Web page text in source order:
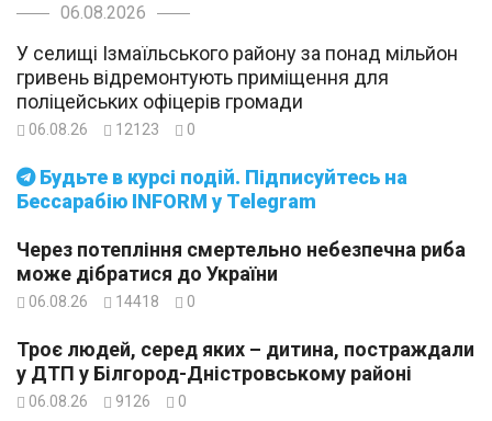
Будьте в курсі подій. Підписуйтесь на
Бессарабію INFORM у Telegram
06.08.2026
У селищі Ізмаїльського району за понад мільйон
гривень відремонтують приміщення для
поліцейських офіцерів громади
06.08.26 12123 0
Через потепління смертельно небезпечна риба
може дібратися до України
06.08.26 14418 0
Троє людей, серед яких – дитина, постраждали
у ДТП у Білгород-Дністровському районі
06.08.26 9126 0